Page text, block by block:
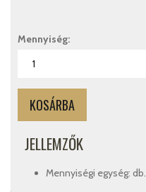
Mennyiség:
JELLEMZŐK
Mennyiségi egység: db.